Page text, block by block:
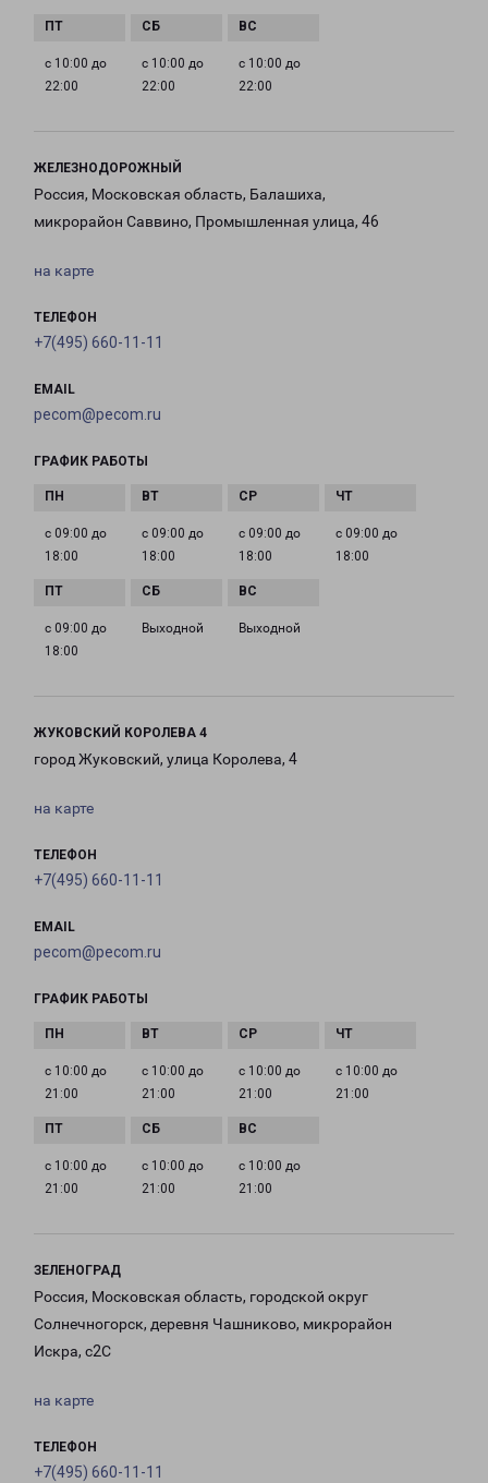
с 10:00 до
22:00
с 10:00 до
22:00
с 10:00 до
22:00
ЖЕЛЕЗНОДОРОЖНЫЙ
Россия, Московская область, Балашиха,
микрорайон Саввино, Промышленная улица, 46
на карте
ТЕЛЕФОН
+7(495) 660-11-11
EMAIL
pecom@pecom.ru
ГРАФИК РАБОТЫ
с 09:00 до
18:00
с 09:00 до
18:00
с 09:00 до
18:00
с 09:00 до
18:00
с 09:00 до
18:00
Выходной Выходной
ЖУКОВСКИЙ КОРОЛЕВА 4
город Жуковский, улица Королева, 4
на карте
ТЕЛЕФОН
+7(495) 660-11-11
EMAIL
pecom@pecom.ru
ГРАФИК РАБОТЫ
с 10:00 до
21:00
с 10:00 до
21:00
с 10:00 до
21:00
с 10:00 до
21:00
с 10:00 до
21:00
с 10:00 до
21:00
с 10:00 до
21:00
ЗЕЛЕНОГРАД
Россия, Московская область, городской округ
Солнечногорск, деревня Чашниково, микрорайон
Искра, с2С
на карте
ТЕЛЕФОН
+7(495) 660-11-11